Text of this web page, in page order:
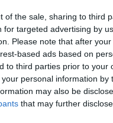
of the sale, sharing to third
for targeted advertising by
Please note that after
based ads based on
to third parties prior to
personal information by
may also be
that may further